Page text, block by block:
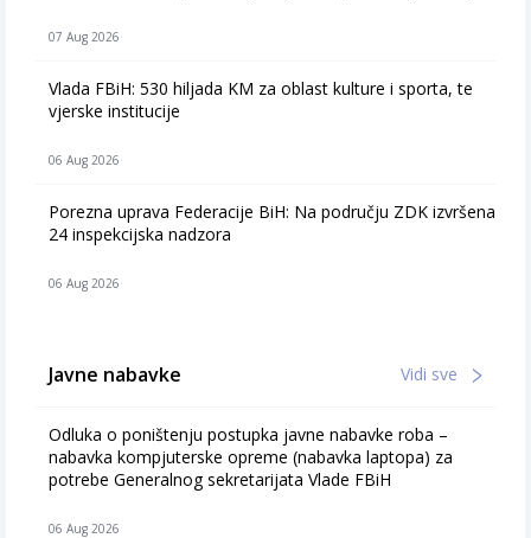
07 Aug 2026
Vlada FBiH: 530 hiljada KM za oblast kulture i sporta, te
vjerske institucije
06 Aug 2026
Porezna uprava Federacije BiH: Na području ZDK izvršena
24 inspekcijska nadzora
06 Aug 2026
Javne nabavke Vidi sve
Odluka o poništenju postupka javne nabavke roba –
nabavka kompjuterske opreme (nabavka laptopa) za
potrebe Generalnog sekretarijata Vlade FBiH
06 Aug 2026